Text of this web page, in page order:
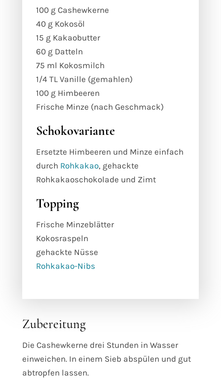
100 g Cashewkerne
40 g Kokosöl
15 g Kakaobutter
60 g Datteln
75 ml Kokosmilch
1/4 TL Vanille (gemahlen)
100 g Himbeeren
Frische Minze (nach Geschmack)
Schokovariante
Ersetzte Himbeeren und Minze einfach
durch Rohkakao, gehackte
Rohkakaoschokolade und Zimt
Topping
Frische Minzeblätter
Kokosraspeln
gehackte Nüsse
Rohkakao-Nibs
Zubereitung
Die Cashewkerne drei Stunden in Wasser
einweichen. In einem Sieb abspülen und gut
abtropfen lassen.